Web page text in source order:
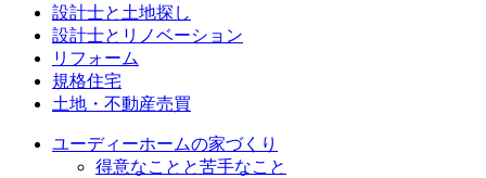
設計士と土地探し
設計士とリノベーション
リフォーム
規格住宅
⼟地・不動産売買
ユーディーホームの家づくり
得意なことと苦手なこと